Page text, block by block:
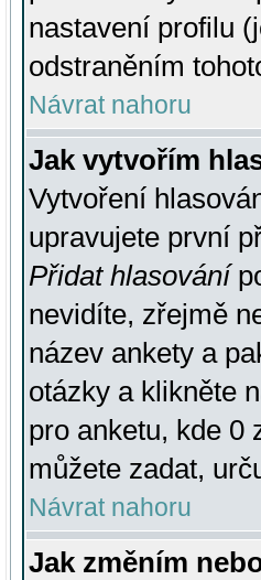
nastavení profilu
odstraněním
Návrat nahoru
Jak vytvořím
Vytvoření
upravujete první
Přidat hlasování
nevidíte, zřejmě
název ankety a
otázky a klikněte
pro anketu, kde 0
můžete zadat,
Návrat nahoru
Jak změním